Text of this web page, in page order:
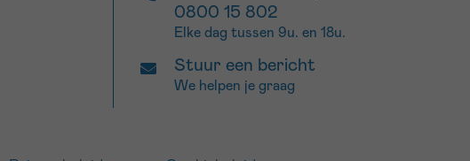
0800 15 802
Elke dag tussen 9u. en 18u.
Stuur een bericht
We helpen je graag